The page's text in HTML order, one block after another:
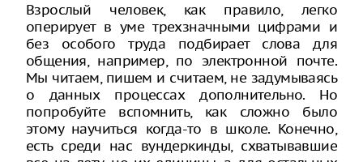
Взрослый человек, как правило, легко
оперирует в уме трехзначными цифрами и
без особого труда подбирает слова для
общения, например, по электронной почте.
Мы читаем, пишем и считаем, не задумываясь
о данных процессах дополнительно. Но
попробуйте вспомнить, как сложно было
этому научиться когда-то в школе. Конечно,
есть среди нас вундеркинды, схватывавшие